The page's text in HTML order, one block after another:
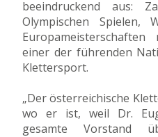
beeindruckend aus:
Olympischen Spielen,
einer der führenden
Klettersport.
„Der österreichische
wo er ist, weil Dr.
gesamte Vorstand